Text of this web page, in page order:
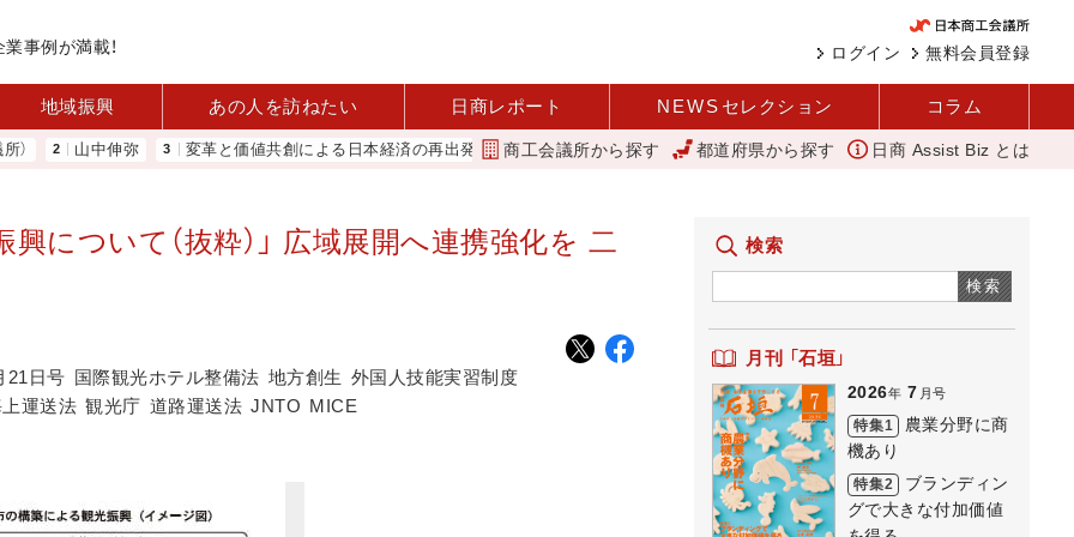
事例が満載！ 無料会員登録
ログイン
地域振興 あの人を訪ねたい 日商レポート NEWS セレクション コラム
山中伸弥 変革と価値共創による日本経済の再出発 小林会頭 所信全文 「あったらいいね」を商品化 視点を変えて壁を越える女性経営者
商工会議所から探す 都道府県から探す 日商 Assist Biz とは
について（抜粋）」 広域展開へ連携強化を 二
21日号 国際観光ホテル整備法 地方創生 外国人技能実習制度
運送法 観光庁 道路運送法 JNTO MICE
検索
検索
月刊 「石垣」
2026年 7 月号
特集1
農業分野に商
機あり
特集2
ブランディン
グで大きな付加価値